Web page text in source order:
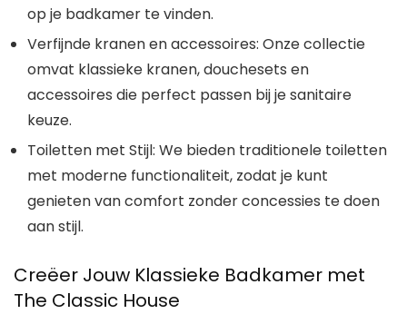
op je badkamer te vinden.
Verfijnde kranen en accessoires: Onze collectie
omvat klassieke kranen, douchesets en
accessoires die perfect passen bij je sanitaire
keuze.
Toiletten met Stijl: We bieden traditionele toiletten
met moderne functionaliteit, zodat je kunt
genieten van comfort zonder concessies te doen
aan stijl.
Creëer Jouw Klassieke Badkamer met
The Classic House